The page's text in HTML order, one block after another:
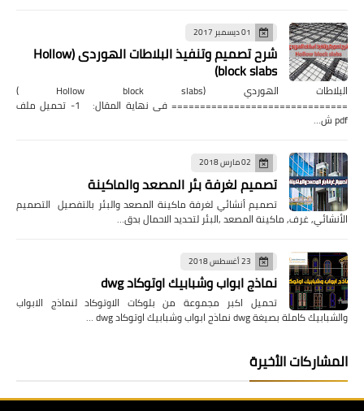
01 ديسمبر 2017
شرح تصميم وتنفيذ البلاطات الهوردى (Hollow
block slabs)
البلاطات الهوردي (Hollow block slabs )
=============================== فى نهاية المقال: 1- تحميل ملف
pdf ش…
02 مارس 2018
تصميم لغرفة بئر المصعد والماكينة
تصميم أنشائي لغرفة ماكينة المصعد والبئر بالتفصيل التصميم
الأنشائي, غرف, ماكينة المصعد ,البئر لتحديد الاحمال بدق…
23 أغسطس 2018
نماذج ابواب وشبابيك اوتوكاد dwg
تحميل اكبر مجموعة من بلوكات الاوتوكاد لنماذج الابواب
والشبابيك كاملة بصيغة dwg نماذج ابواب وشبابيك اوتوكاد dwg …
المشاركات الأخيرة